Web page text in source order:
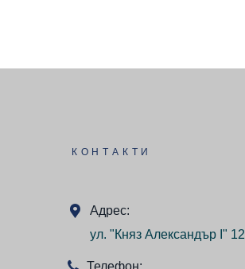
КОНТАКТИ
Адрес:
ул. "Княз Александър I" 12
Телефон: